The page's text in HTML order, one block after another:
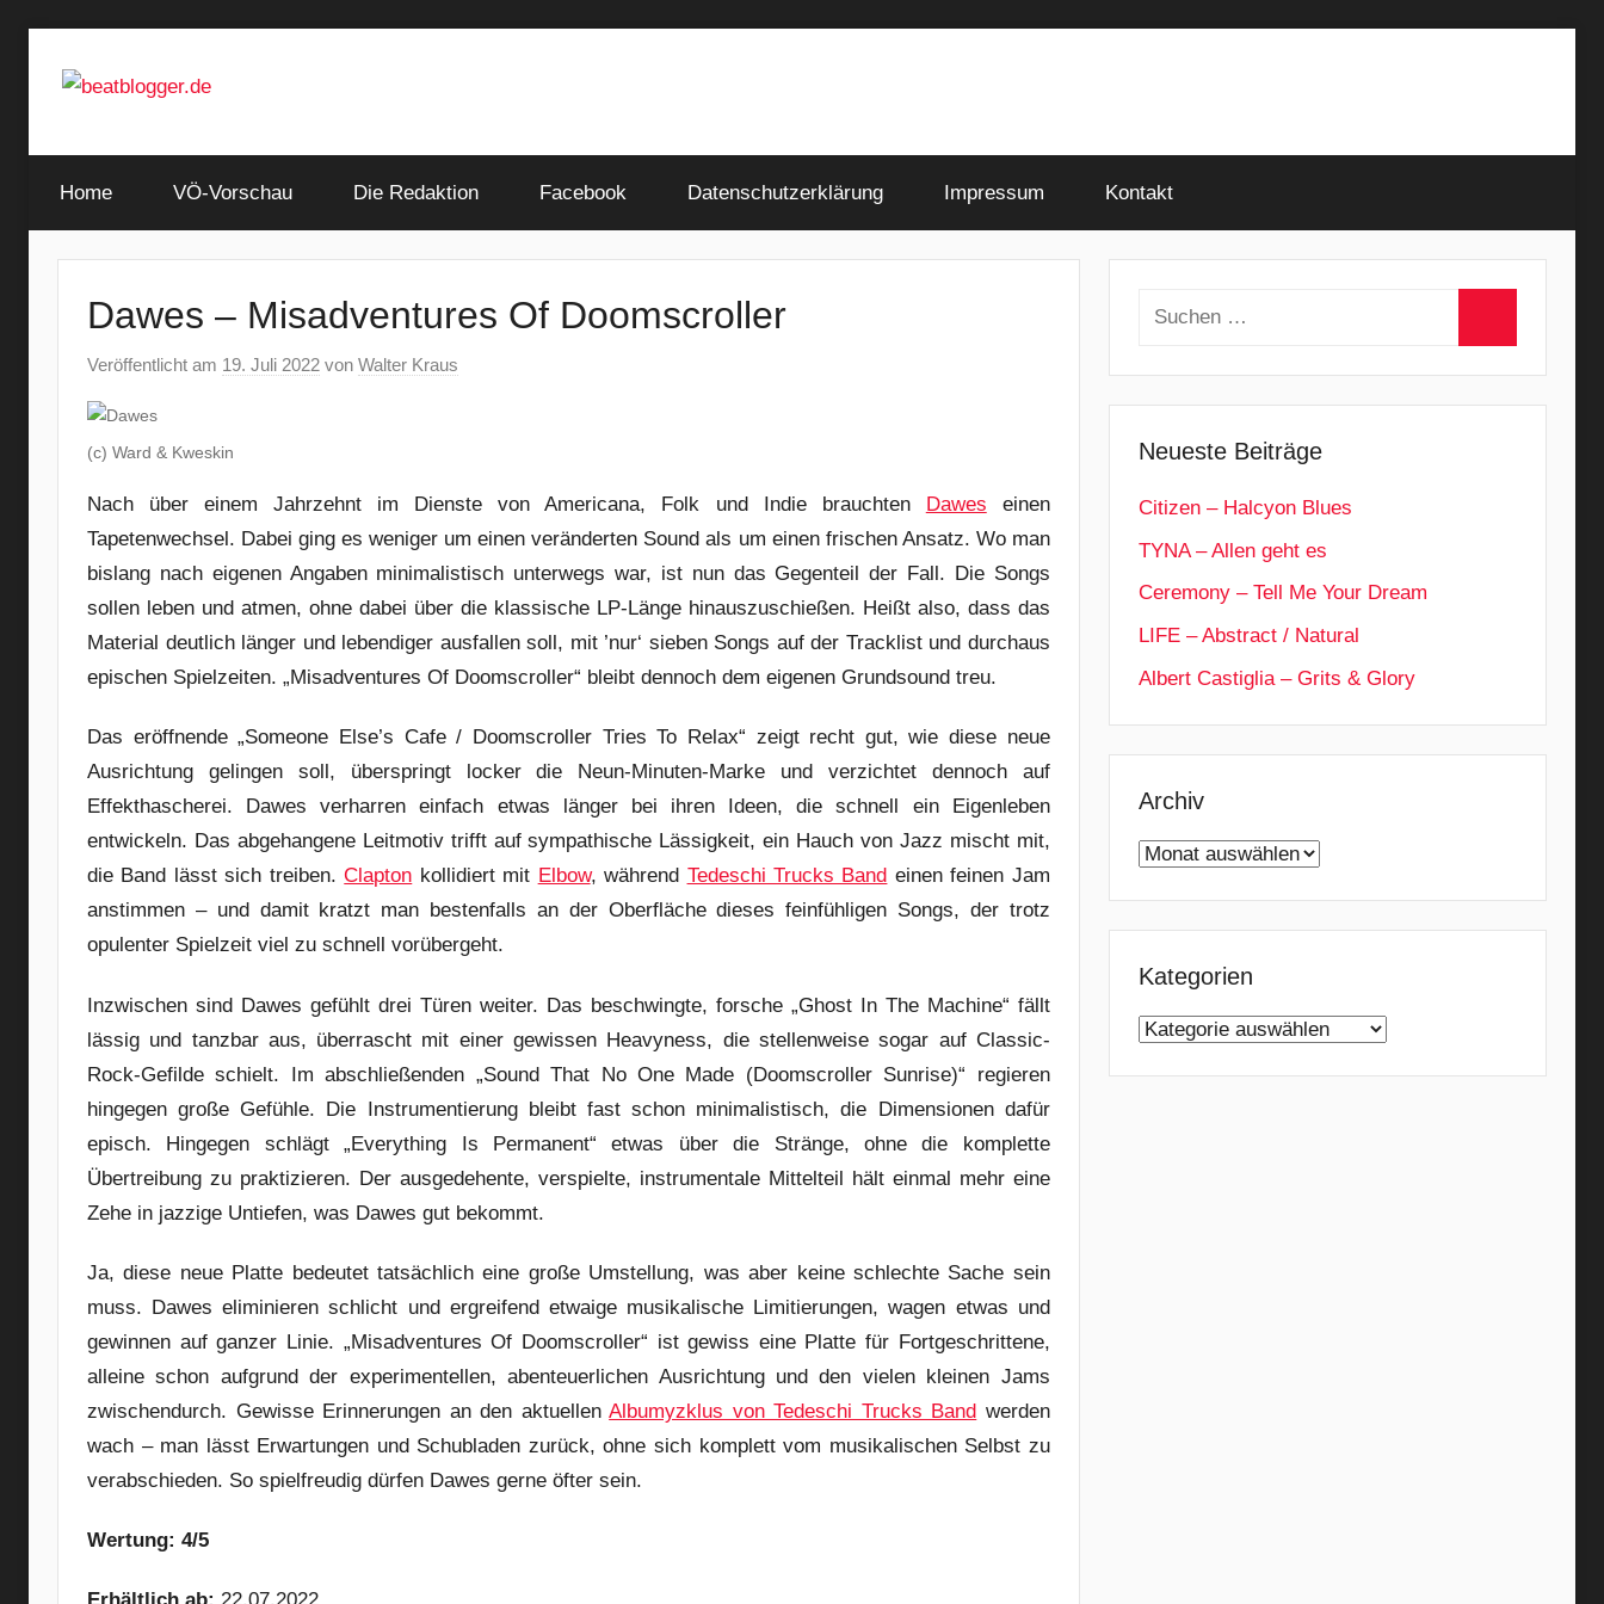
Inhalt
beatblogger.de
and
the
Home VÖ-Vorschau Die Redaktion Facebook Datenschutzerklärung Impressum Kontakt
Dawes – Misadventures Of Doomscroller
Veröffentlicht am 19. Juli 2022 von Walter Kraus
(c) Ward & Kweskin
Nach über einem Jahrzehnt im Dienste von Americana, Folk und Indie brauchten Dawes einen
Tapetenwechsel. Dabei ging es weniger um einen veränderten Sound als um einen frischen Ansatz. Wo man
bislang nach eigenen Angaben minimalistisch unterwegs war, ist nun das Gegenteil der Fall. Die Songs
sollen leben und atmen, ohne dabei über die klassische LP-Länge hinauszuschießen. Heißt also, dass das
Material deutlich länger und lebendiger ausfallen soll, mit ’nur‘ sieben Songs auf der Tracklist und durchaus
epischen Spielzeiten. „Misadventures Of Doomscroller“ bleibt dennoch dem eigenen Grundsound treu.
Das eröffnende „Someone Else’s Cafe / Doomscroller Tries To Relax“ zeigt recht gut, wie diese neue
Ausrichtung gelingen soll, überspringt locker die Neun-Minuten-Marke und verzichtet dennoch auf
Effekthascherei. Dawes verharren einfach etwas länger bei ihren Ideen, die schnell ein Eigenleben
entwickeln. Das abgehangene Leitmotiv trifft auf sympathische Lässigkeit, ein Hauch von Jazz mischt mit,
die Band lässt sich treiben.Clapton kollidiert mit Elbow, während Tedeschi Trucks Band einen feinen Jam
anstimmen – und damit kratzt man bestenfalls an der Oberfläche dieses feinfühligen Songs, der trotz
opulenter Spielzeit viel zu schnell vorübergeht.
Inzwischen sind Dawes gefühlt drei Türen weiter. Das beschwingte, forsche „Ghost In The Machine“ fällt
lässig und tanzbar aus, überrascht mit einer gewissen Heavyness, die stellenweise sogar auf Classic-
Rock-Gefilde schielt. Im abschließenden „Sound That No One Made (Doomscroller Sunrise)“ regieren
hingegen große Gefühle. Die Instrumentierung bleibt fast schon minimalistisch, die Dimensionen dafür
episch. Hingegen schlägt „Everything Is Permanent“ etwas über die Stränge, ohne die komplette
Übertreibung zu praktizieren. Der ausgedehente, verspielte, instrumentale Mittelteil hält einmal mehr eine
Zehe in jazzige Untiefen, was Dawes gut bekommt.
Ja, diese neue Platte bedeutet tatsächlich eine große Umstellung, was aber keine schlechte Sache sein
muss. Dawes eliminieren schlicht und ergreifend etwaige musikalische Limitierungen, wagen etwas und
gewinnen auf ganzer Linie. „Misadventures Of Doomscroller“ ist gewiss eine Platte für Fortgeschrittene,
alleine schon aufgrund der experimentellen, abenteuerlichen Ausrichtung und den vielen kleinen Jams
zwischendurch. Gewisse Erinnerungen an den aktuellenAlbumyzklus von Tedeschi Trucks Band werden
wach – man lässt Erwartungen und Schubladen zurück, ohne sich komplett vom musikalischen Selbst zu
verabschieden. So spielfreudig dürfen Dawes gerne öfter sein.
Wertung: 4/5
Suchen
Neueste Beiträge
Citizen – Halcyon Blues
TYNA – Allen geht es
Ceremony – Tell Me Your Dream
LIFE – Abstract / Natural
Albert Castiglia – Grits & Glory
Archiv
Archiv
Kategorien
Kategorien